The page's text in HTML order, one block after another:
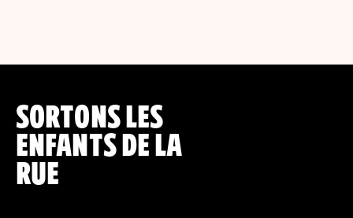
SORTONS LES
ENFANTS DE LA
RUE